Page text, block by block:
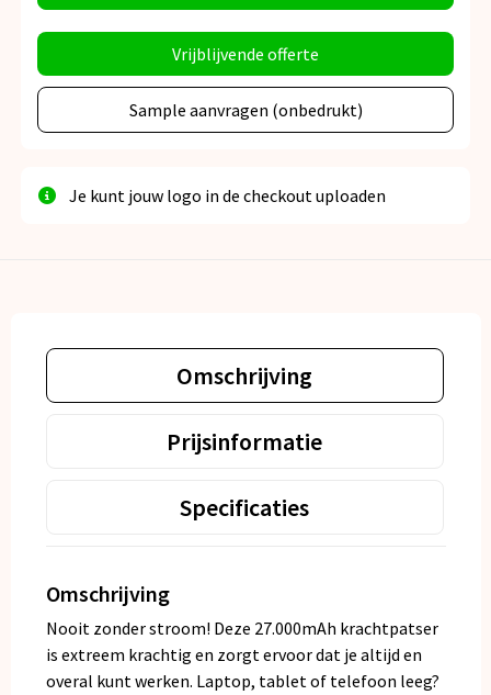
Vrijblijvende offerte
Sample aanvragen (onbedrukt)
Je kunt jouw logo in de checkout uploaden
Omschrijving
Prijsinformatie
Specificaties
Omschrijving
Nooit zonder stroom! Deze 27.000mAh krachtpatser
is extreem krachtig en zorgt ervoor dat je altijd en
overal kunt werken. Laptop, tablet of telefoon leeg?